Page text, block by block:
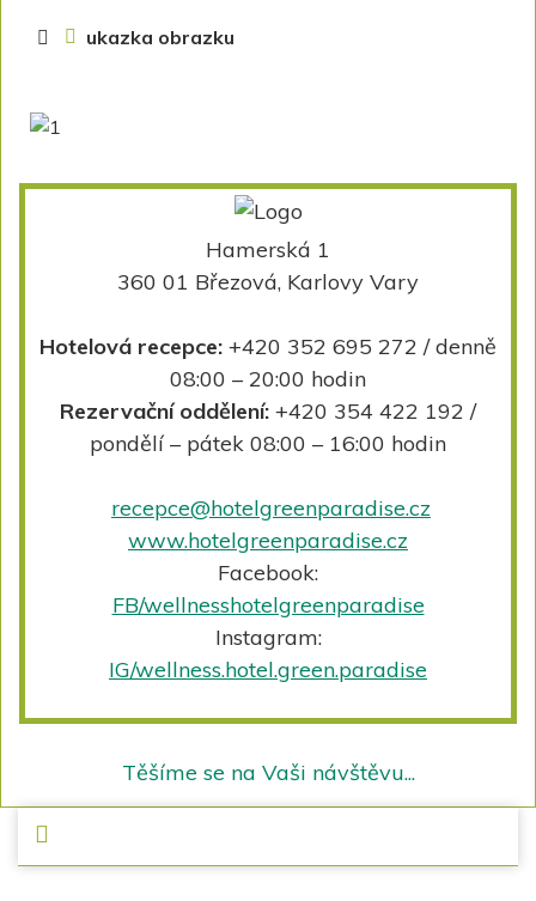
Úvodní stránka
ukazka obrazku
Hamerská 1
360 01 Březová, Karlovy Vary
Hotelová recepce: +420 352 695 272 / denně
08:00 – 20:00 hodin
Rezervační oddělení: +420 354 422 192 /
pondělí – pátek 08:00 – 16:00 hodin
recepce@hotelgreenparadise.cz
www.hotelgreenparadise.cz
Facebook:
FB/wellnesshotelgreenparadise
Instagram:
IG/wellness.hotel.green.paradise
Těšíme se na Vaši návštěvu...